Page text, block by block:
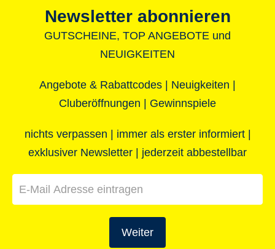
actionreichen Entertainment-Programm.
Eltern können durchatmen und einmal etwas
für sich tun – und das alles zu einem
Raus aus dem Alltag, rein ins Vergnügen:
Familienurlaub und stecken Sie die Füße in
den weichen Sand!
Newsletter abonnieren
GUTSCHEINE, TOP ANGEBOTE und
NEUIGKEITEN
Angebote & Rabattcodes | Neuigkeiten |
Cluberöffnungen | Gewinnspiele
nichts verpassen | immer als erster informiert |
exklusiver Newsletter | jederzeit abbestellbar
Weiter